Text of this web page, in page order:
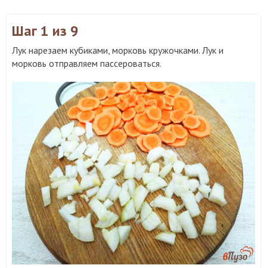
Шаг 1 из 9
Лук нарезаем кубиками, морковь кружочками. Лук и
морковь отправляем пассероваться.